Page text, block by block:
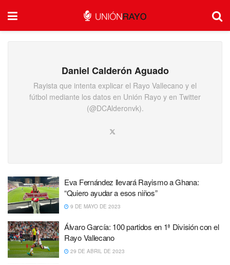
Daniel Calderón Aguado
Rayista que intenta explicar el Rayo Vallecano y el
fútbol mediante los datos en Unión Rayo y en Twitter
(@DCAlderonvk).
Eva Fernández llevará Rayismo a Ghana:
“Quiero ayudar a esos niños”
9 DE MAYO DE 2023
Álvaro García: 100 partidos en 1ª División con el
Rayo Vallecano
29 DE ABRIL DE 2023